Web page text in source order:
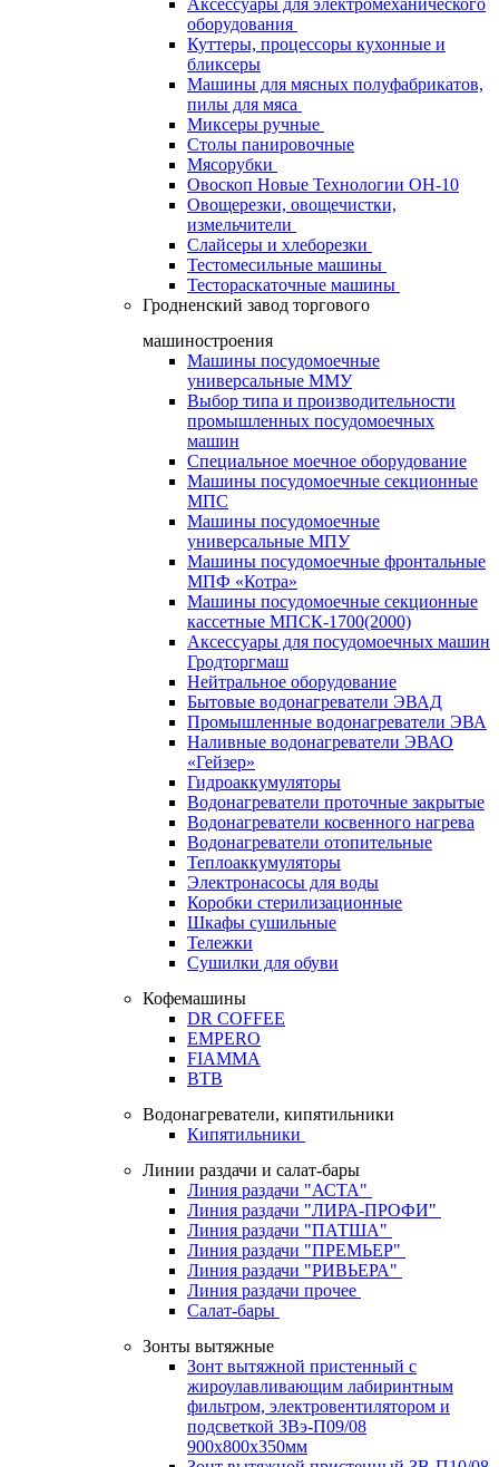
Аксессуары для электромеханического
оборудования
Куттеры, процессоры кухонные и
бликсеры
Машины для мясных полуфабрикатов,
пилы для мяса
Миксеры ручные
Столы панировочные
Мясорубки
Овоскоп Новые Технологии ОН-10
Овощерезки, овощечистки,
измельчители
Слайсеры и хлеборезки
Тестомесильные машины
Тестораскаточные машины
Гродненский завод торгового
машиностроения
Машины посудомоечные
универсальные ММУ
Выбор типа и производительности
промышленных посудомоечных
машин
Специальное моечное оборудование
Машины посудомоечные секционные
МПС
Машины посудомоечные
универсальные МПУ
Машины посудомоечные фронтальные
МПФ «Котра»
Машины посудомоечные секционные
кассетные МПСК-1700(2000)
Аксессуары для посудомоечных машин
Гродторгмаш
Нейтральное оборудование
Бытовые водонагреватели ЭВАД
Промышленные водонагреватели ЭВА
Наливные водонагреватели ЭВАО
«Гейзер»
Гидроаккумуляторы
Водонагреватели проточные закрытые
Водонагреватели косвенного нагрева
Водонагреватели отопительные
Теплоаккумуляторы
Электронасосы для воды
Коробки стерилизационные
Шкафы сушильные
Тележки
Сушилки для обуви
Кофемашины
DR COFFEE
EMPERO
FIAMMA
BTB
Водонагреватели, кипятильники
Кипятильники
Линии раздачи и салат-бары
Линия раздачи "АСТА"
Линия раздачи "ЛИРА-ПРОФИ"
Линия раздачи "ПАТША"
Линия раздачи "ПРЕМЬЕР"
Линия раздачи "РИВЬЕРА"
Линия раздачи прочее
Салат-бары
Зонты вытяжные
Зонт вытяжной пристенный с
жироулавливающим лабиринтным
фильтром, электровентилятором и
подсветкой ЗВэ-П09/08
900х800х350мм